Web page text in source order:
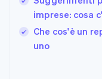
imprese: cosa
Che cos'è un
uno
English
Grecia
English
India